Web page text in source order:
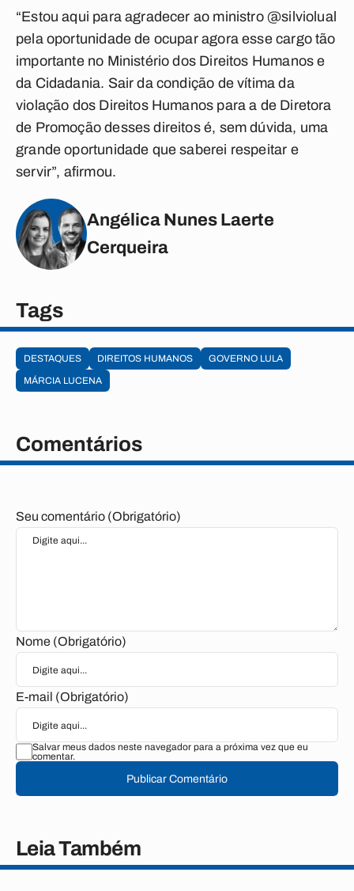
“Estou aqui para agradecer ao ministro @silviolual
pela oportunidade de ocupar agora esse cargo tão
importante no Ministério dos Direitos Humanos e
da Cidadania. Sair da condição de vítima da
violação dos Direitos Humanos para a de Diretora
de Promoção desses direitos é, sem dúvida, uma
grande oportunidade que saberei respeitar e
servir”, afirmou.
Angélica Nunes Laerte
Cerqueira
Tags
DESTAQUES DIREITOS HUMANOS
GOVERNO LULA
MÁRCIA LUCENA
Comentários
Seu comentário (Obrigatório)
Nome (Obrigatório)
E-mail (Obrigatório)
Salvar meus dados neste navegador para a próxima vez que eu
comentar.
Publicar Comentário
Leia Também